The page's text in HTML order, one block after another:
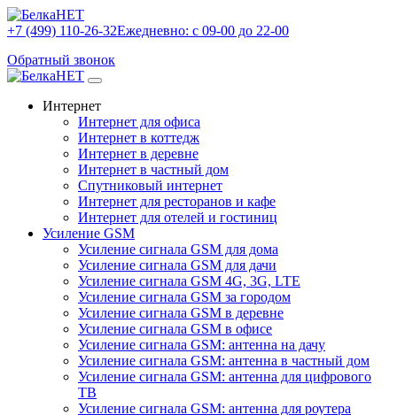
+7 (499) 110-26-32Ежедневно: с 09-00 до 22-00
Обратный звонок
Интернет
Интернет для офиса
Интернет в коттедж
Интернет в деревне
Интернет в частный дом
Спутниковый интернет
Интернет для ресторанов и кафе
Интернет для отелей и гостиниц
Усиление GSM
Усиление сигнала GSM для дома
Усиление сигнала GSM для дачи
Усиление сигнала GSM 4G, 3G, LTE
Усиление сигнала GSM за городом
Усиление сигнала GSM в деревне
Усиление сигнала GSM в офисе
Усиление сигнала GSM: антенна на дачу
Усиление сигнала GSM: антенна в частный дом
Усиление сигнала GSM: антенна для цифрового
ТВ
Усиление сигнала GSM: антенна для роутера